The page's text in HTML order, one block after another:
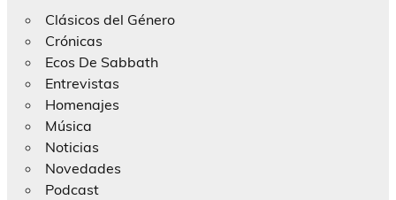
Clásicos del Género
Crónicas
Ecos De Sabbath
Entrevistas
Homenajes
Música
Noticias
Novedades
Podcast